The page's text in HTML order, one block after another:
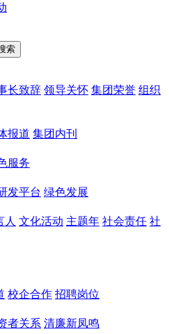
长致辞 领导关怀 集团荣誉 组织
报道 集团内刊
服务
发平台 绿色发展
人 文化活动 主题年 社会责任 社
校企合作 招聘岗位
者关系 清廉新凤鸣